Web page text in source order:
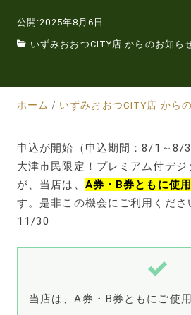
公開:2025年8月6日
いずみおおつCITY店 からのお知ら
ホーム いずみおおつCITY店 から
申込が開始（申込期間：8/1～8/
大津市民限定！プレミアム付デジ
が、当店は、 A券・B券ともに使
す。是非この機会にご利用くだ
11/30
当店は、A券・B券ともにご使